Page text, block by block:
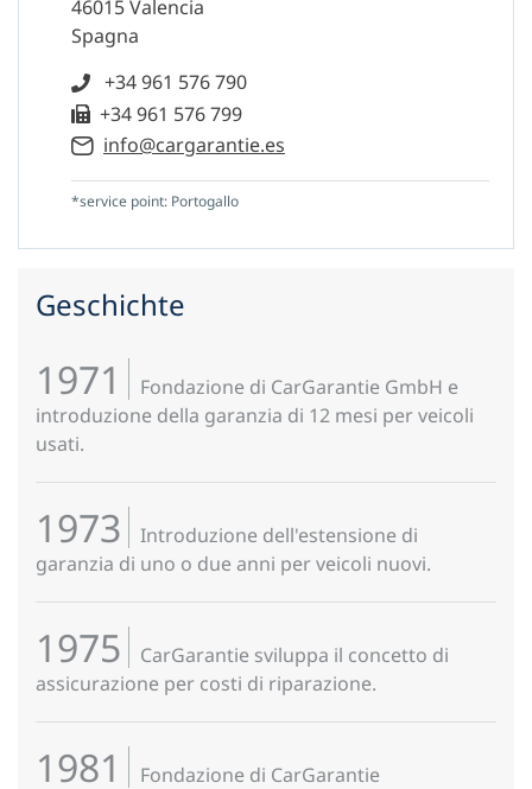
46015 Valencia
Spagna
+34 961 576 790
+34 961 576 799
info@cargarantie.es
*service point: Portogallo
Geschichte
1971
Fondazione di CarGarantie GmbH e
introduzione della garanzia di 12 mesi per veicoli
usati.
1973
Introduzione dell'estensione di
garanzia di uno o due anni per veicoli nuovi.
1975
CarGarantie sviluppa il concetto di
assicurazione per costi di riparazione.
1981 Fondazione di CarGarantie